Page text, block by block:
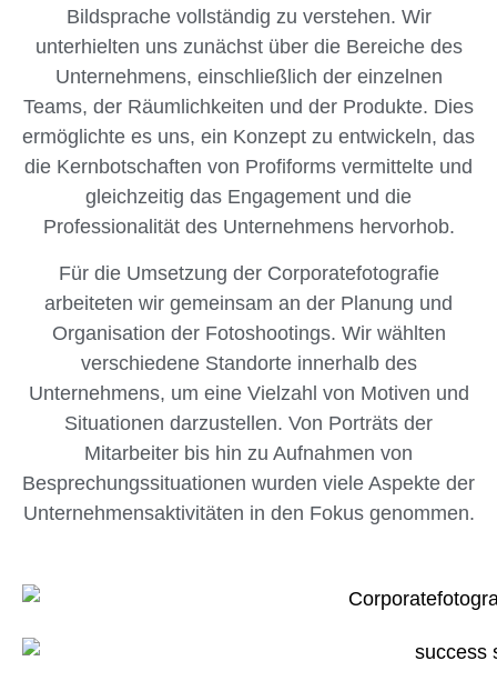
Bildsprache vollständig zu verstehen. Wir
unterhielten uns zunächst über die Bereiche des
Unternehmens, einschließlich der einzelnen
Teams, der Räumlichkeiten und der Produkte. Dies
ermöglichte es uns, ein Konzept zu entwickeln, das
die Kernbotschaften von Profiforms vermittelte und
gleichzeitig das Engagement und die
Professionalität des Unternehmens hervorhob.
Für die Umsetzung der Corporatefotografie
arbeiteten wir gemeinsam an der Planung und
Organisation der Fotoshootings. Wir wählten
verschiedene Standorte innerhalb des
Unternehmens, um eine Vielzahl von Motiven und
Situationen darzustellen. Von Porträts der
Mitarbeiter bis hin zu Aufnahmen von
Besprechungssituationen wurden viele Aspekte der
Unternehmensaktivitäten in den Fokus genommen.